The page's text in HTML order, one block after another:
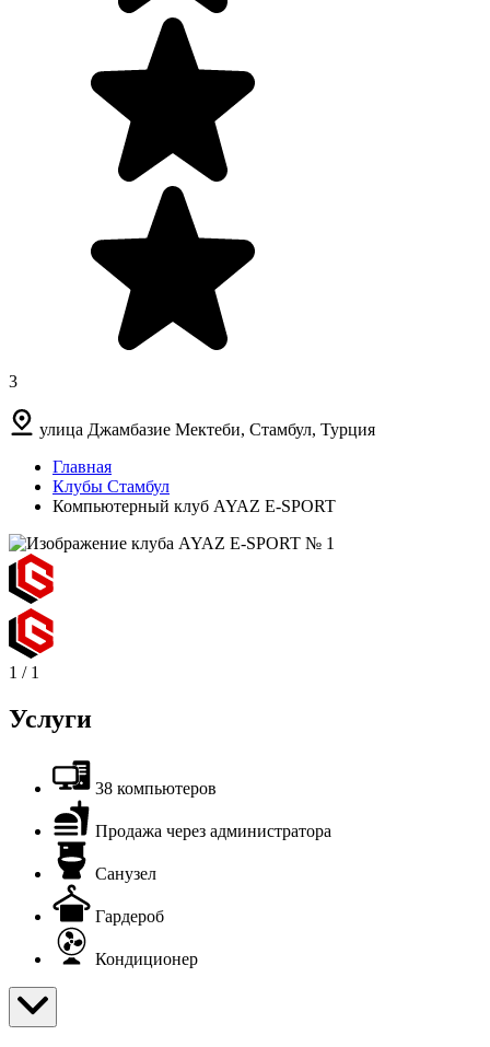
3
улица Джамбазие Мектеби, Стамбул, Турция
Главная
Клубы Стамбул
Компьютерный клуб AYAZ E-SPORT
1 / 1
Услуги
38 компьютеров
Продажа через администратора
Санузел
Гардероб
Кондиционер